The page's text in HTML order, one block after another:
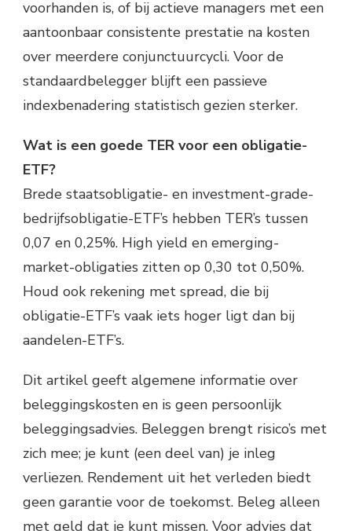
voorhanden is, of bij actieve managers met een
aantoonbaar consistente prestatie na kosten
over meerdere conjunctuurcycli. Voor de
standaardbelegger blijft een passieve
indexbenadering statistisch gezien sterker.
Wat is een goede TER voor een obligatie-
ETF?
Brede staatsobligatie- en investment-grade-
bedrijfsobligatie-ETF’s hebben TER’s tussen
0,07 en 0,25%. High yield en emerging-
market-obligaties zitten op 0,30 tot 0,50%.
Houd ook rekening met spread, die bij
obligatie-ETF’s vaak iets hoger ligt dan bij
aandelen-ETF’s.
Dit artikel geeft algemene informatie over
beleggingskosten en is geen persoonlijk
beleggingsadvies. Beleggen brengt risico’s met
zich mee; je kunt (een deel van) je inleg
verliezen. Rendement uit het verleden biedt
geen garantie voor de toekomst. Beleg alleen
met geld dat je kunt missen. Voor advies dat